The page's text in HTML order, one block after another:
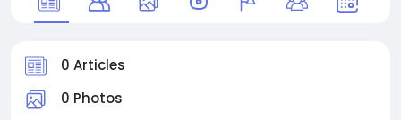
0 Articles
0 Photos